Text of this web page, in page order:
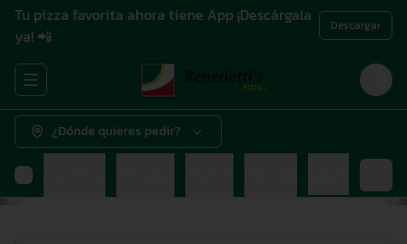
Tu pizza favorita ahora tiene App ¡Descárgala
ya! 📲
Descargar
Abrir menu de navegación Login
¿Dónde quieres pedir?
Pizza Chica